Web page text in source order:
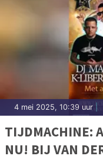
4 mei 2025, 10:39 uur
TIJDMACHINE:
NU! BIJ VAN